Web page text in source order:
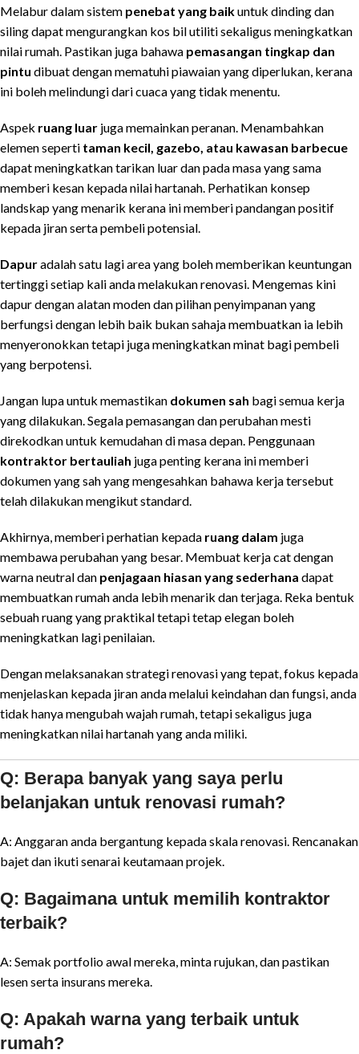
Melabur dalam sistem penebat yang baikuntuk dinding dan
siling dapat mengurangkan kos bil utiliti sekaligus meningkatkan
nilai rumah. Pastikan juga bahawa pemasangan tingkap dan
pintu dibuat dengan mematuhi piawaian yang diperlukan, kerana
ini boleh melindungi dari cuaca yang tidak menentu.
Aspek ruang luar juga memainkan peranan. Menambahkan
elemen seperti taman kecil, gazebo, atau kawasan barbecue
dapat meningkatkan tarikan luar dan pada masa yang sama
memberi kesan kepada nilai hartanah. Perhatikan konsep
landskap yang menarik kerana ini memberi pandangan positif
kepada jiran serta pembeli potensial.
Dapuradalah satu lagi area yang boleh memberikan keuntungan
tertinggi setiap kali anda melakukan renovasi. Mengemas kini
dapur dengan alatan moden dan pilihan penyimpanan yang
berfungsi dengan lebih baik bukan sahaja membuatkan ia lebih
menyeronokkan tetapi juga meningkatkan minat bagi pembeli
yang berpotensi.
Jangan lupa untuk memastikan dokumen sah bagi semua kerja
yang dilakukan. Segala pemasangan dan perubahan mesti
direkodkan untuk kemudahan di masa depan. Penggunaan
kontraktor bertauliah juga penting kerana ini memberi
dokumen yang sah yang mengesahkan bahawa kerja tersebut
telah dilakukan mengikut standard.
Akhirnya, memberi perhatian kepada ruang dalam juga
membawa perubahan yang besar. Membuat kerja cat dengan
warna neutral dan penjagaan hiasan yang sederhana dapat
membuatkan rumah anda lebih menarik dan terjaga. Reka bentuk
sebuah ruang yang praktikal tetapi tetap elegan boleh
meningkatkan lagi penilaian.
Dengan melaksanakan strategi renovasi yang tepat, fokus kepada
menjelaskan kepada jiran anda melalui keindahan dan fungsi, anda
tidak hanya mengubah wajah rumah, tetapi sekaligus juga
meningkatkan nilai hartanah yang anda miliki.
Q: Berapa banyak yang saya perlu
belanjakan untuk renovasi rumah?
A: Anggaran anda bergantung kepada skala renovasi. Rencanakan
bajet dan ikuti senarai keutamaan projek.
Q: Bagaimana untuk memilih kontraktor
terbaik?
A: Semak portfolio awal mereka, minta rujukan, dan pastikan
lesen serta insurans mereka.
Q: Apakah warna yang terbaik untuk
rumah?